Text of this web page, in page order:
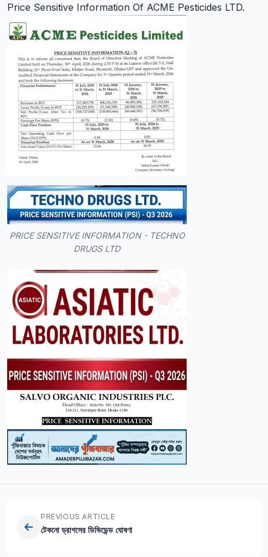
Price Sensitive Information Of ACME Pesticides LTD.
PRICE SENSITIVE INFORMATION - TECHNO
DRUGS LTD
PREVIOUS ARTICLE
টেকনো ড্রাগসের ডিভিডেন্ড ঘোষণা